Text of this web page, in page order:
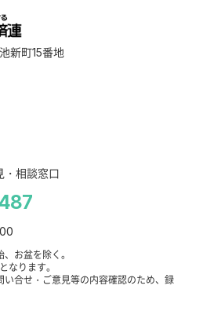
新町15番地
・相談窓口
お盆を除く。
なります。
合せ・ご意見等の内容確認のため、録